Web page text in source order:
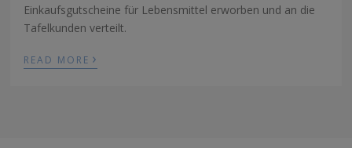
Einkaufsgutscheine für Lebensmittel erworben und an die
Tafelkunden verteilt.
READ MORE ›